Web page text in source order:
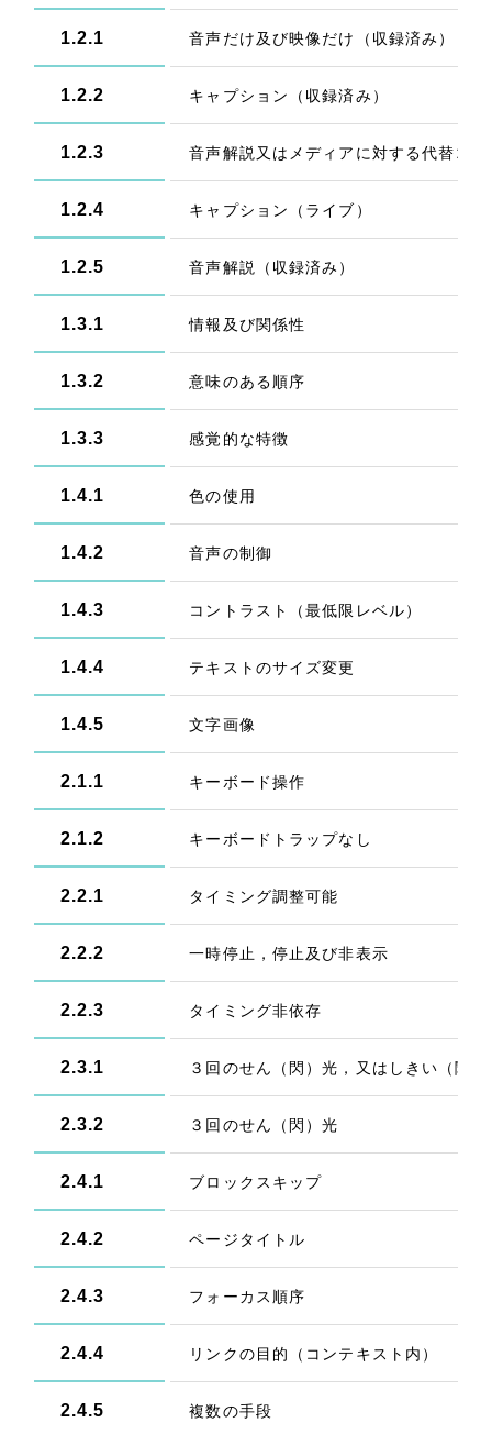
1.2.1 音声だけ及び映像だけ（収録済み）
1.2.2 キャプション（収録済み）
1.2.3 音声解説又はメディアに対する代替コ
1.2.4 キャプション（ライブ）
1.2.5 音声解説（収録済み）
1.3.1 情報及び関係性
1.3.2 意味のある順序
1.3.3 感覚的な特徴
1.4.1 色の使用
1.4.2 音声の制御
1.4.3 コントラスト（最低限レベル）
1.4.4 テキストのサイズ変更
1.4.5 文字画像
2.1.1 キーボード操作
2.1.2 キーボードトラップなし
2.2.1 タイミング調整可能
2.2.2 一時停止，停止及び非表示
2.2.3 タイミング非依存
2.3.1 ３回のせん（閃）光，又はしきい（閾
2.3.2 ３回のせん（閃）光
2.4.1 ブロックスキップ
2.4.2 ページタイトル
2.4.3 フォーカス順序
2.4.4 リンクの目的（コンテキスト内）
2.4.5 複数の手段